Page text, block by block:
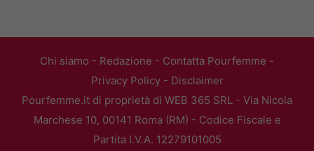
Chi siamo - Redazione - Contatta Pourfemme -
Privacy Policy- Disclaimer
Pourfemme.it di proprietà di WEB 365 SRL - Via Nicola
Marchese 10, 00141 Roma (RM) - Codice Fiscale e
Partita I.V.A. 12279101005